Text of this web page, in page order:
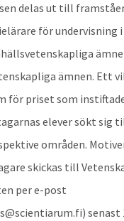
delas ut till
för undervisning
ämnen. Ett
för priset som
elever sökt sig
områden.
skickas till
per e-post
senast